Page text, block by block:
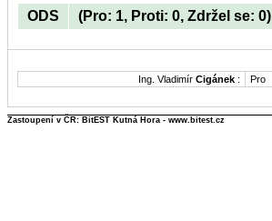
ODS (Pro: 1, Proti: 0, Zdržel se: 0)
Ing. Vladimír Cigánek : Pro
Zastoupení v ČR: BitEST Kutná Hora - www.bitest.cz